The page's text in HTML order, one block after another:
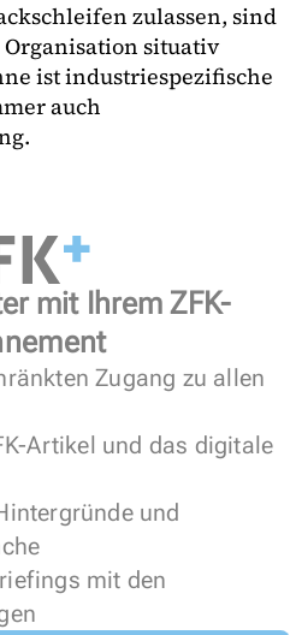
zulassen, sind
situativ
ist industriespezifische
auch
mit Ihrem ZFK-
Zugang zu allen
Artikel und das digitale
und
mit den